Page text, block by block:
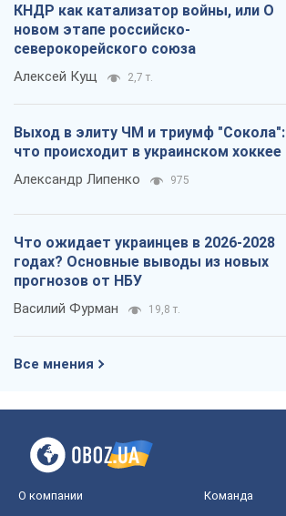
КНДР как катализатор войны, или О
новом этапе российско-
северокорейского союза
Алексей Кущ 2,7 т.
Выход в элиту ЧМ и триумф "Сокола":
что происходит в украинском хоккее
Александр Липенко 975
Что ожидает украинцев в 2026-2028
годах? Основные выводы из новых
прогнозов от НБУ
Василий Фурман 19,8 т.
Все мнения
О компании Команда